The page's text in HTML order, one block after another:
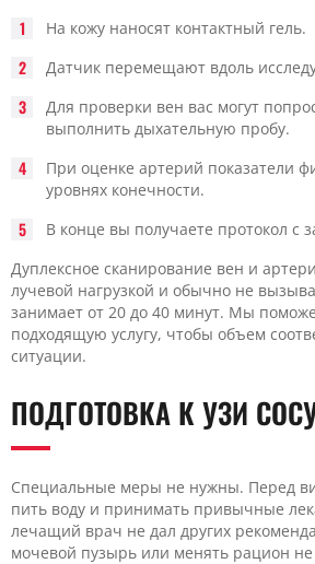
На кожу наносят контактный гель.
Датчик перемещают вдоль
Для проверки вен вас могут
выполнить дыхательную пробу.
При оценке артерий показатели
уровнях конечности.
В конце вы получаете протокол с
Дуплексное сканирование вен и
лучевой нагрузкой и обычно не
занимает от 20 до 40 минут. Мы
подходящую услугу, чтобы объем
ситуации.
ПОДГОТОВКА К УЗИ
Специальные меры не нужны. Перед
пить воду и принимать привычные
лечащий врач не дал других
мочевой пузырь или менять рацион не